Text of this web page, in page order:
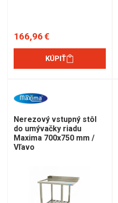
166,96 €
KÚPIŤ
Nerezový vstupný stôl
do umývačky riadu
Maxima 700x750 mm /
Vľavo